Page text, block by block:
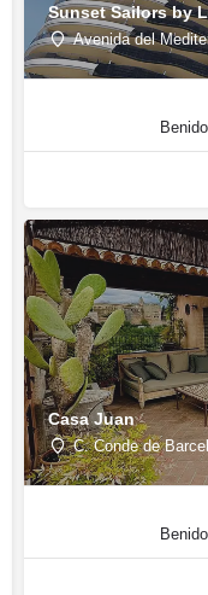
Sunset Sailors by
Avenida del
Casa Juan
C. Conde de